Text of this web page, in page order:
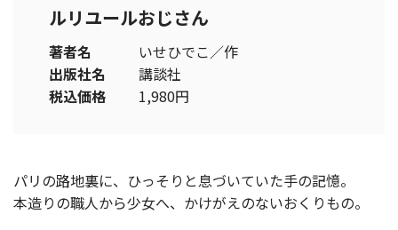
ルリユールおじさん
著者名
いせひでこ／作
出版社名
講談社
税込価格
1,980円
パリの路地裏に、ひっそりと息づいていた手の記憶。
本造りの職人から少女へ、かけがえのないおくりもの。